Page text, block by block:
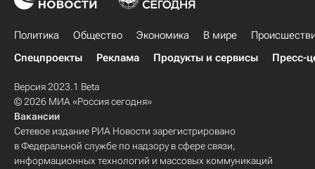
Политика Общество Экономика В мире
Спецпроекты
Реклама Продукты и сервисы Пресс-
Версия 2023.1 Beta
© 2026 МИА «Россия сегодня»
Вакансии
Сетевое издание РИА Новости зарегистрировано
в Федеральной службе по надзору в сфере связи,
информационных технологий и массовых коммуникаций